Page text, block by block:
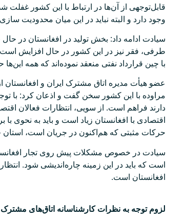
قابل‌توجهی از آن‌ها در ارتباط با این کشور
وجود دارد و البته نباید در این میان محدودیت
سیادت ادامه داد: بخش تولید در افغانستان در
طرفی، فقر نیز در این کشور در حال افزایش
با چین قرارداد نفتی منعقد نموده‌اند که همه
عضو هیأت مدیره اتاق مشترک ایران و
مراوده با این کشور سخن گفت و اذعان کرد: با
دارند فراهم است. از سویی، انتظارات فعالان
اقتصادی با افغانستان زیاد است و باید به نحوی
حرکات مثبتی که هم‌اکنون در جریان است،
سیادت در خصوص مشکلات پیش روی تجار
است که باید در این زمینه چاره‌اندیشی شود.
افغانستان است.
لزوم توجه به نظرات کارشناسانه اتاق‌های مشترک